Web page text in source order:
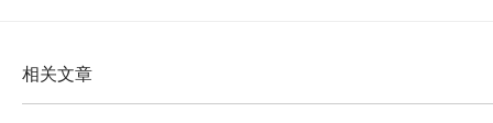
相关文章